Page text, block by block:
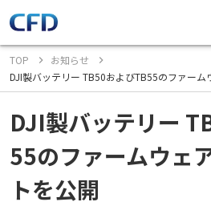
TOP
お知らせ
DJI製バッテリー TB50およびTB55のファーム
DJI製バッテリー
55のファームウェ
トを公開